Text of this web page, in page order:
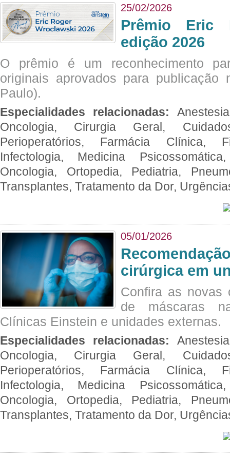
25/02/2026
Prêmio Eric
edição 2026
O prêmio é um reconhecimento
originais aprovados para publicação
Paulo).
Especialidades relacionadas:
Oncologia, Cirurgia Geral,
Perioperatórios, Farmácia Clínica,
Infectologia, Medicina
Oncologia, Ortopedia, Pediatria,
Transplantes, Tratamento da Dor,
05/01/2026
cirúrgica em
Confira as novas
de máscaras
Clínicas Einstein e unidades externas.
Especialidades relacionadas:
Oncologia, Cirurgia Geral,
Perioperatórios, Farmácia Clínica,
Infectologia, Medicina
Oncologia, Ortopedia, Pediatria,
Transplantes, Tratamento da Dor,